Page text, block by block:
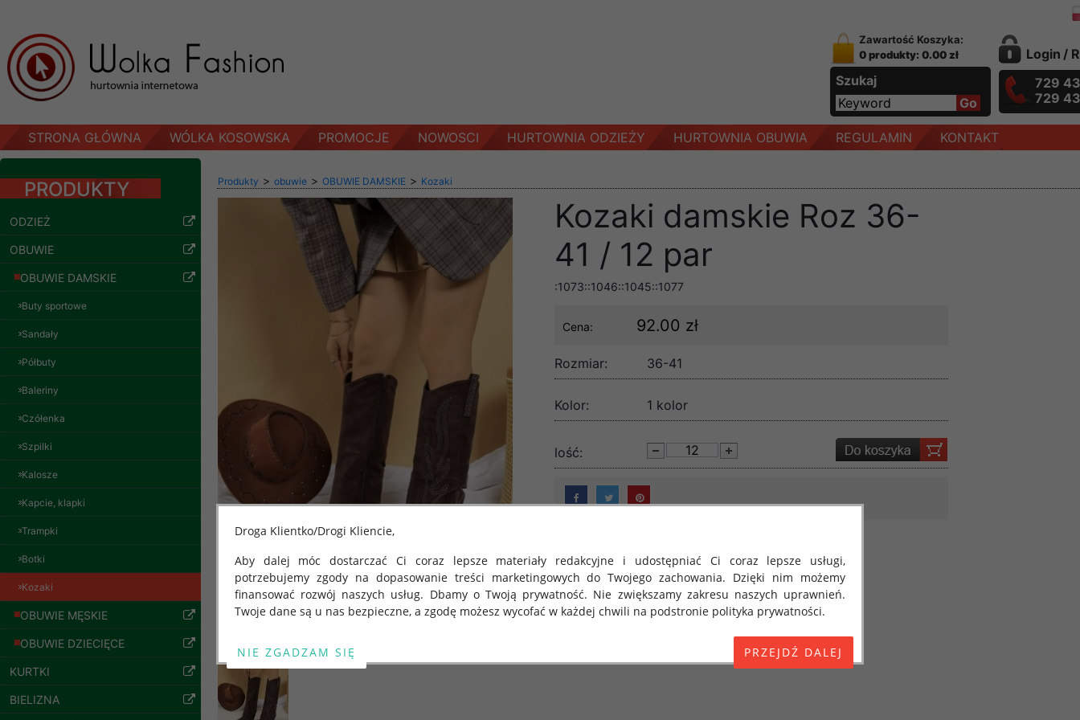
Zawartość Koszyka:
0 produkty: 0.00 zł
Szukaj
Login /
729
729
STRONA GŁÓWNA WÓLKA KOSOWSKA PROMOCJE NOWOSCI HURTOWNIA ODZIEŻY HURTOWNIA OBUWIA REGULAMIN KONTAKT
PRODUKTY
ODZIEŻ
OBUWIE
OBUWIE DAMSKIE
Buty sportowe
Sandały
Półbuty
Baleriny
Czółenka
Szpilki
Kalosze
Kapcie, klapki
Trampki
Botki
Kozaki
OBUWIE MĘSKIE
OBUWIE DZIECIĘCE
KURTKI
BIELIZNA
Spodnie damskie
jeansy Roz 29-36, 1
Kolor Paczka 10 szt
szczegóły
Produkty > obuwie > OBUWIE DAMSKIE > Kozaki
Kozaki damskie Roz 36-
41 / 12 par
:1073::1046::1045::1077
Cena: 92.00 zł
Rozmiar: 36-41
Kolor: 1 kolor
lość:
Droga Klientko/Drogi Kliencie,
Aby dalej móc dostarczać Ci coraz lepsze materiały redakcyjne i udostępniać Ci coraz lepsze usługi,
potrzebujemy zgody na dopasowanie treści marketingowych do Twojego zachowania. Dzięki nim możemy
finansować rozwój naszych usług. Dbamy o Twoją prywatność. Nie zwiększamy zakresu naszych uprawnień.
Twoje dane są u nas bezpieczne, a zgodę możesz wycofać w każdej chwili na podstronie polityka prywatności.
Od 25 maja 2018 roku obowiązuje Rozporządzenie Parlamentu Europejskiego i Rady (UE) 2016/679 z dnia 27
kwietnia 2016 r. w sprawie ochrony osób fizycznych w związku z przetwarzaniem danych osobowych i w sprawie
swobodnego przepływu takich danych oraz uchylenia dyrektywy 95/46/WE (określane jako "RODO", "ORODO",
"GDPR" lub "Ogólne Rozporządzenie o Ochronie Danych"). W związku z tym chcielibyśmy poinformować Cię o
przetwarzaniu Twoich danych oraz zasadach, na jakich odbywa się to po dniu 25 maja 2018 roku. Poniżej